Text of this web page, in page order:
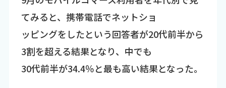
てみると、携帯電話でネットショ
ッピングをしたという回答者が20代前半から
3割を超える結果となり、中でも
30代前半が34.4％と最も高い結果となった。